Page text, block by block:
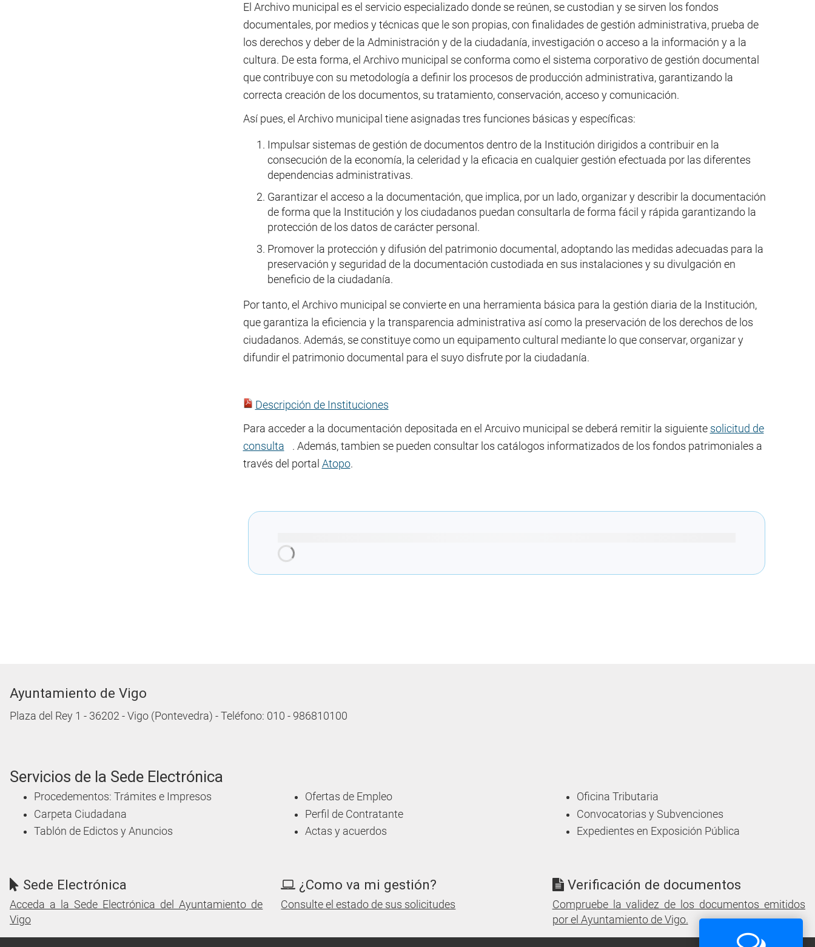
El Archivo municipal es el servicio especializado donde se reúnen, se custodian y se sirven los fondos
documentales, por medios y técnicas que le son propias, con finalidades de gestión administrativa, prueba de
los derechos y deber de la Administración y de la ciudadanía, investigación o acceso a la información y a la
cultura. De esta forma, el Archivo municipal se conforma como el sistema corporativo de gestión documental
que contribuye con su metodología a definir los procesos de producción administrativa, garantizando la
correcta creación de los documentos, su tratamiento, conservación, acceso y comunicación.
Así pues, el Archivo municipal tiene asignadas tres funciones básicas y específicas:
Impulsar sistemas de gestión de documentos dentro de la Institución dirigidos a contribuir en la
consecución de la economía, la celeridad y la eficacia en cualquier gestión efectuada por las diferentes
dependencias administrativas.
Garantizar el acceso a la documentación, que implica, por un lado, organizar y describir la documentación
de forma que la Institución y los ciudadanos puedan consultarla de forma fácil y rápida garantizando la
protección de los datos de carácter personal.
Promover la protección y difusión del patrimonio documental, adoptando las medidas adecuadas para la
preservación y seguridad de la documentación custodiada en sus instalaciones y su divulgación en
beneficio de la ciudadanía.
Por tanto, el Archivo municipal se convierte en una herramienta básica para la gestión diaria de la Institución,
que garantiza la eficiencia y la transparencia administrativa así como la preservación de los derechos de los
ciudadanos. Además, se constituye como un equipamento cultural mediante lo que conservar, organizar y
difundir el patrimonio documental para el suyo disfrute por la ciudadanía.
Descripción de Instituciones
Para acceder a la documentación depositada en el Arcuivo municipal se deberá remitir la siguiente solicitud de
consulta
. Además, tambien se pueden consultar los catálogos informatizados de los fondos patrimoniales a
través del portal Atopo.
Cargando recomendaciones
Ayuntamiento de Vigo
Plaza del Rey 1 - 36202 - Vigo (Pontevedra) - Teléfono: 010 - 986810100
Servicios de la Sede Electrónica
Procedementos: Trámites e Impresos
Carpeta Ciudadana
Tablón de Edictos y Anuncios
Ofertas de Empleo
Perfil de Contratante
Actas y acuerdos
Oficina Tributaria
Convocatorias y Subvenciones
Expedientes en Exposición Pública
Sede Electrónica
Acceda a la Sede Electrónica del Ayuntamiento de
Vigo
¿Como va mi gestión?
Consulte el estado de sus solicitudes
Verificación de documentos
Compruebe la validez de los documentos emitidos
por el Ayuntamiento de Vigo.